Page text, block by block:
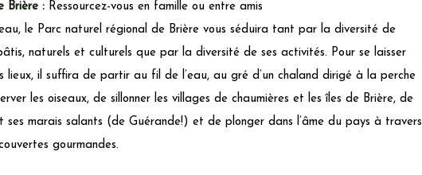
Brière : Ressourcez-vous en famille ou entre amis
le Parc naturel régional de Brière vous séduira tant par la diversité de
naturels et culturels que par la diversité de ses activités. Pour se laisser
lieux, il suffira de partir au fil de l’eau, au gré d’un chaland dirigé à la perche
les oiseaux, de sillonner les villages de chaumières et les îles de Brière, de
marais salants (de Guérande!) et de plonger dans l’âme du pays à travers
gourmandes.